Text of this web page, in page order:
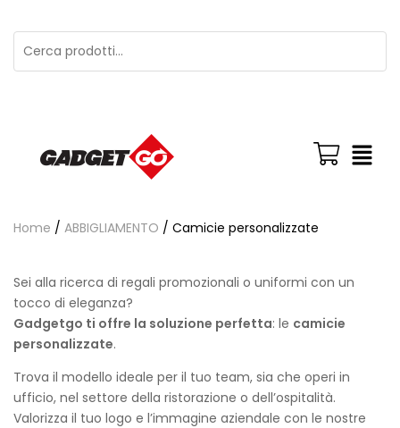
Home / ABBIGLIAMENTO / Camicie personalizzate
Sei alla ricerca di regali promozionali o uniformi con un
tocco di eleganza?
Gadgetgo ti offre la soluzione perfetta: le camicie
personalizzate.
Trova il modello ideale per il tuo team, sia che operi in
ufficio, nel settore della ristorazione o dell’ospitalità.
Valorizza il tuo logo e l’immagine aziendale con le nostre